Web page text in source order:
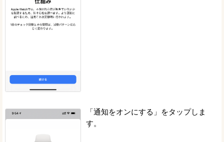
「通知をオンにする」をタップしま
す。